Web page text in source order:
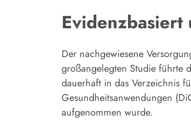
Evidenzbasiert
Der nachgewiesene
großangelegten Studie führte
dauerhaft in das Verzeichnis
Gesundheitsanwendungen
aufgenommen wurde.